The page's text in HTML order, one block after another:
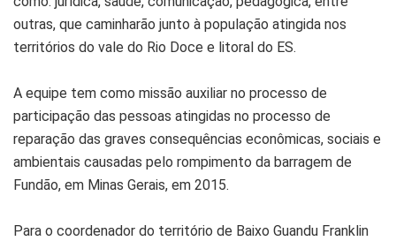
outras, que caminharão junto à população atingida nos
territórios do vale do Rio Doce e litoral do ES.
A equipe tem como missão auxiliar no processo de
participação das pessoas atingidas no processo de
reparação das graves consequências econômicas, sociais e
ambientais causadas pelo rompimento da barragem de
Fundão, em Minas Gerais, em 2015.
Para o coordenador do território de Baixo Guandu Franklin